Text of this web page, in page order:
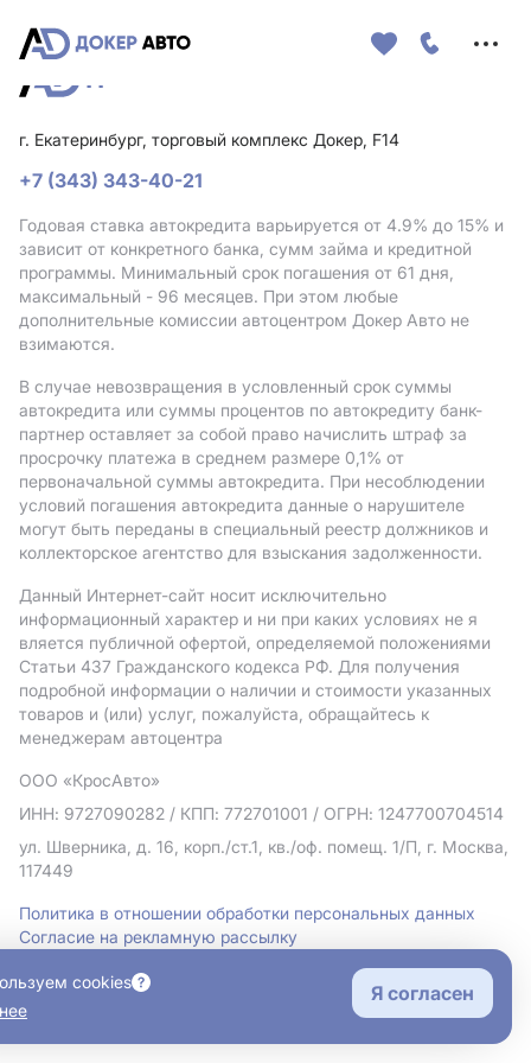
г. Екатеринбург, торговый комплекс Докер, F14
+7 (343) 343-40-21
Годовая ставка автокредита варьируется от 4.9% до 15% и
зависит от конкретного банка, сумм займа и кредитной
программы. Минимальный срок погашения от 61 дня,
максимальный - 96 месяцев. При этом любые
дополнительные комиссии автоцентром Докер Авто не
взимаются.
В случае невозвращения в условленный срок суммы
автокредита или суммы процентов по автокредиту банк-
партнер оставляет за собой право начислить штраф за
просрочку платежа в среднем размере 0,1% от
первоначальной суммы автокредита. При несоблюдении
условий погашения автокредита данные о нарушителе
могут быть переданы в специальный реестр должников и
коллекторское агентство для взыскания задолженности.
Данный Интернет-сайт носит исключительно
информационный характер и ни при каких условиях не я
вляется публичной офертой, определяемой положениями
Статьи 437 Гражданского кодекса РФ. Для получения
подробной информации о наличии и стоимости указанных
товаров и (или) услуг, пожалуйста, обращайтесь к
менеджерам автоцентра
ООО «КросАвто»
ИНН: 9727090282 / КПП: 772701001 / ОГРН: 1247700704514
ул. Шверника, д. 16, корп./ст.1, кв./оф. помещ. 1/П, г. Москва,
117449
Политика в отношении обработки персональных данных
Согласие на рекламную рассылку
cookies
Я согласен